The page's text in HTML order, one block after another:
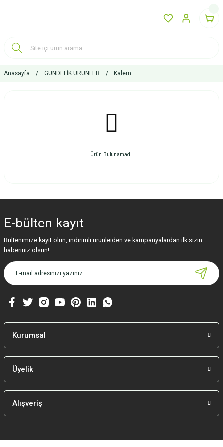
Anasayfa GÜNDELİK ÜRÜNLER Kalem
Ürün Bulunamadı.
E-bülten kayıt
Bültenimize kayıt olun, indirimli ürünlerden ve kampanyalardan ilk sizin
haberiniz olsun!
Kurumsal
Üyelik
Alışveriş